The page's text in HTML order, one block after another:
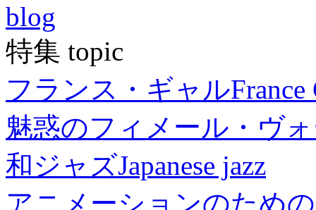
blog
特集 topic
フランス・ギャルFrance
魅惑のフィメール・ヴ
和ジャズJapanese jazz
アニメーションのため